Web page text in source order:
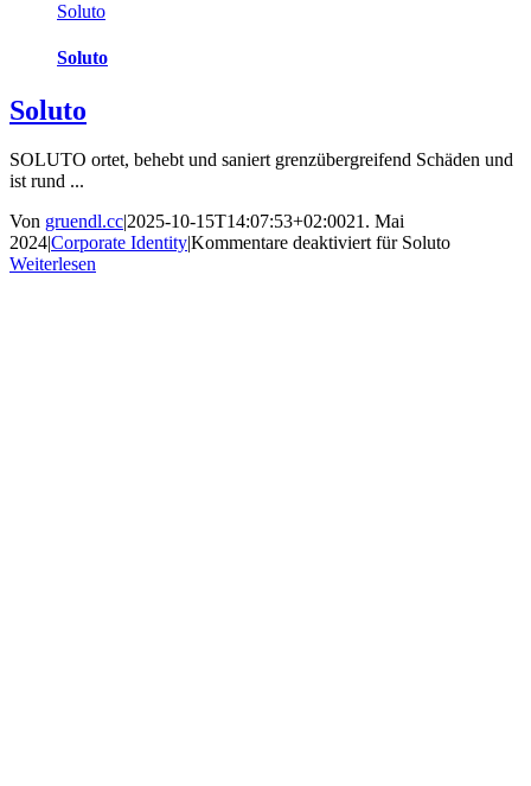
Soluto
Soluto
Soluto
SOLUTO ortet, behebt und saniert grenzübergreifend Schäden und
ist rund ...
Von gruendl.cc2025-10-15T14:07:53+02:0021. Mai
2024Corporate IdentityKommentare deaktiviertfür Soluto
Weiterlesen